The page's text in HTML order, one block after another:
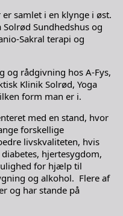
samlet i en klynge i øst.
Sundhedshus og
Sakral terapi og
og rådgivning hos A-Fys,
Klinik Solrød, Yoga
form man er i.
med en stand, hvor
forskellige
livskvaliteten, hvis
hjertesygdom,
for hjælp til
og alkohol. Flere af
og har stande på